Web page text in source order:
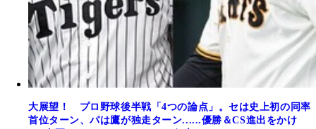
大展望！ プロ野球後半戦「4つの論点」。セは史上初の同率
首位ターン、パは鷹が独走ターン......優勝＆CS進出をかけ